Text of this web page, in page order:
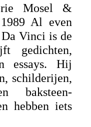
Mosel &
Al even
Vinci is de
gedichten,
essays. Hij
schilderijen,
baksteen-
hebben iets